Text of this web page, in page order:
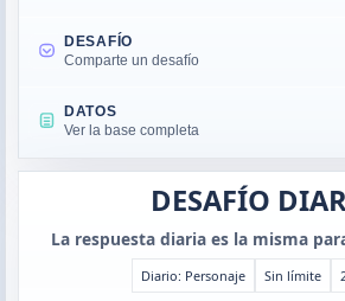
DESAFÍO
Comparte un desafío
DATOS
Ver la base completa
DESAFÍO
La respuesta diaria es la misma
Diario: Personaje Sin límite